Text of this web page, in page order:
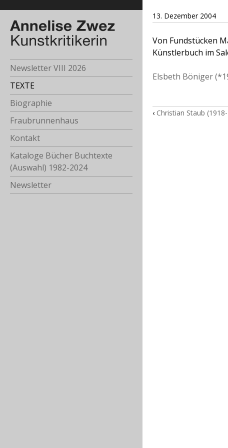
Newsletter VIII 2026
TEXTE
Biographie
Fraubrunnenhaus
Kontakt
Kataloge Bücher Buchtexte
(Auswahl) 1982-2024
Newsletter
13. Dezember 2004
Von Fundstücken
Künstlerbuch im
Elsbeth Böniger
‹ Christian Staub